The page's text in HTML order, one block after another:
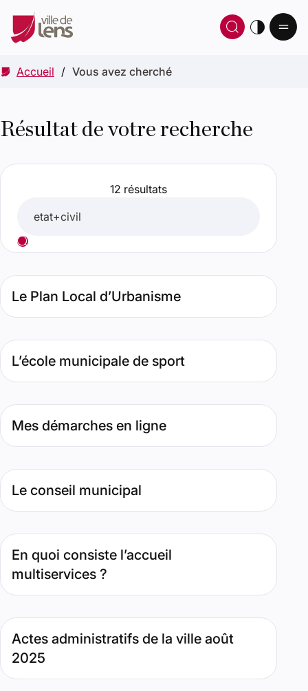
Ouvrir
Accueil Vous avez cherché
Résultat de votre recherche
12 résultats
Lancer votre recherche
Le Plan Local d’Urbanisme
Type de contenu : Page. Date : septembre 30, 2025.
L’école municipale de sport
Type de contenu : Page. Date : septembre 25, 2025.
Mes démarches en ligne
Type de contenu : Page. Date : septembre 25, 2024.
Le conseil municipal
Type de contenu : Page. Date : décembre 4, 2025.
En quoi consiste l’accueil
multiservices ?
Type de contenu : Page. Date : juillet 29, 2022. Pertinence
Actes administratifs de la ville août
2025
Type de contenu : Page. Date : septembre 15, 2025.